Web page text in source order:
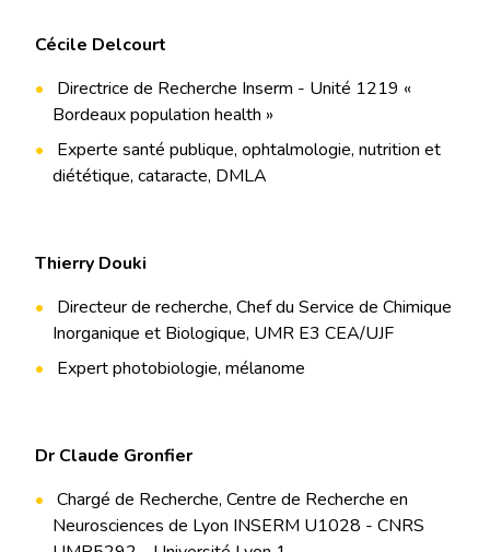
Cécile Delcourt
Directrice de Recherche Inserm - Unité 1219 «
Bordeaux population health »
Experte santé publique, ophtalmologie, nutrition et
diététique, cataracte, DMLA
Thierry Douki
Directeur de recherche, Chef du Service de Chimique
Inorganique et Biologique, UMR E3 CEA/UJF
Expert photobiologie, mélanome
Dr Claude Gronfier
Chargé de Recherche, Centre de Recherche en
Neurosciences de Lyon INSERM U1028 - CNRS